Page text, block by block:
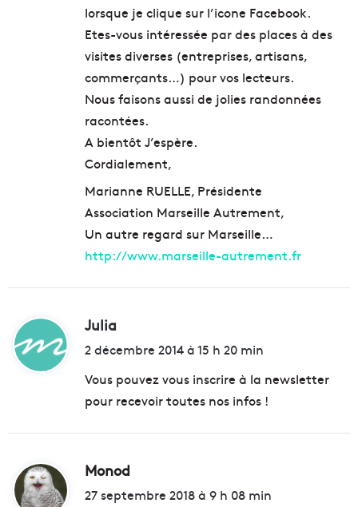
lorsque je clique sur l’icone Facebook.
Etes-vous intéressée par des places à des
visites diverses (entreprises, artisans,
commerçants…) pour vos lecteurs.
Nous faisons aussi de jolies randonnées
racontées.
A bientôt J’espère.
Cordialement,
Marianne RUELLE, Présidente
Association Marseille Autrement,
Un autre regard sur Marseille…
http://www.marseille-autrement.fr
Julia
i
2 décembre 2014 à 15 h 20 min
Vous pouvez vous inscrire à la newsletter
pour recevoir toutes nos infos !
Monod
i
27 septembre 2018 à 9 h 08 min